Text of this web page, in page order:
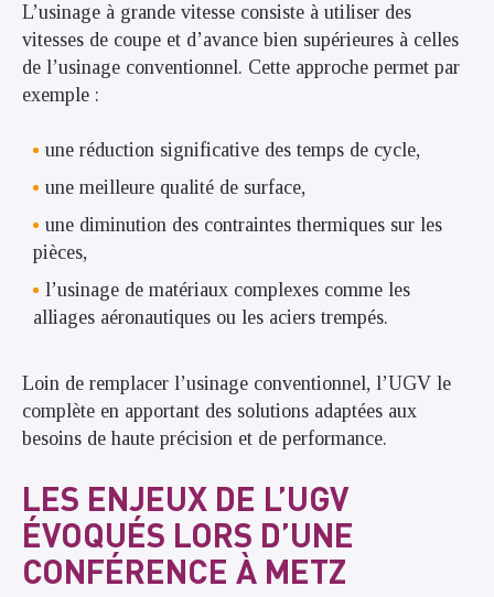
L’usinage à grande vitesse consiste à utiliser des
vitesses de coupe et d’avance bien supérieures à celles
de l’usinage conventionnel. Cette approche permet par
exemple :
une réduction significative des temps de cycle,
une meilleure qualité de surface,
une diminution des contraintes thermiques sur les
pièces,
l’usinage de matériaux complexes comme les
alliages aéronautiques ou les aciers trempés.
Loin de remplacer l’usinage conventionnel, l’UGV le
complète en apportant des solutions adaptées aux
besoins de haute précision et de performance.
LES ENJEUX DE L’UGV
ÉVOQUÉS LORS D’UNE
CONFÉRENCE À METZ